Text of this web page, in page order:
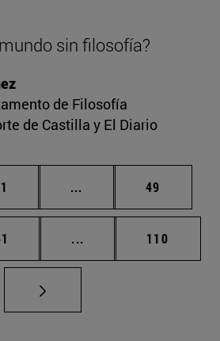
sin filosofía?
de Filosofía
de Castilla y El Diario
Página
1 ... Páginas intermedias
Página
49
... Páginas intermedias
Página
110